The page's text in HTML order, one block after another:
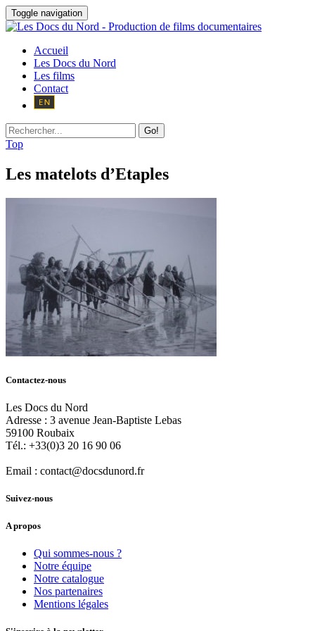
Toggle navigation
Accueil
Les Docs du Nord
Les films
Contact
Go!
Top
Les matelots d’Etaples
Contactez-nous
Les Docs du Nord
Adresse : 3 avenue Jean-Baptiste Lebas
59100 Roubaix
Tél.: +33(0)3 20 16 90 06
Email : contact@docsdunord.fr
Suivez-nous
A propos
Qui sommes-nous ?
Notre équipe
Notre catalogue
Nos partenaires
Mentions légales